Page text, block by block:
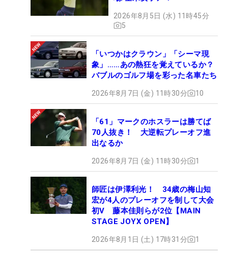
2026年8月5日 (水) 11時45分
5
「いつかはクラウン」「シーマ現
象」……あの熱狂を覚えているか？
バブルのゴルフ場を彩った名車たち
2026年8月7日 (金) 11時30分 10
「61」マークのホスラーは勝てば
70人抜き！ 大逆転プレーオフ進
出なるか
2026年8月7日 (金) 11時30分 1
師匠は伊澤利光！ 34歳の梅山知
宏が4人のプレーオフを制して大会
初V 藤本佳則らが2位【MAIN
STAGE JOYX OPEN】
2026年8月1日 (土) 17時31分 1